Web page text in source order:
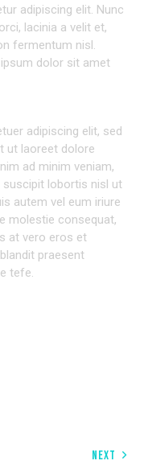
adipiscing elit. Nunc
lacinia a velit et,
fermentum nisl.
dolor sit amet
adipiscing elit, sed
ut laoreet dolore
ad minim veniam,
lobortis nisl ut
autem vel eum iriure
molestie consequat,
at vero eros et
praesent
tefe.
NEXT